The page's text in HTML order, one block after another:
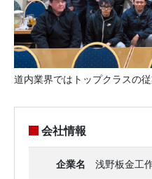
道内業界ではトップクラスの
会社情報
企業名 浅野板金工